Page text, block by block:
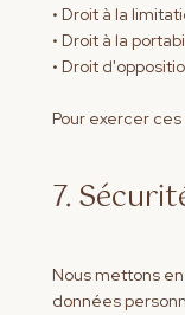
• Droit à la
• Droit à la
• Droit
Pour exercer
7.
Nous mettons
données